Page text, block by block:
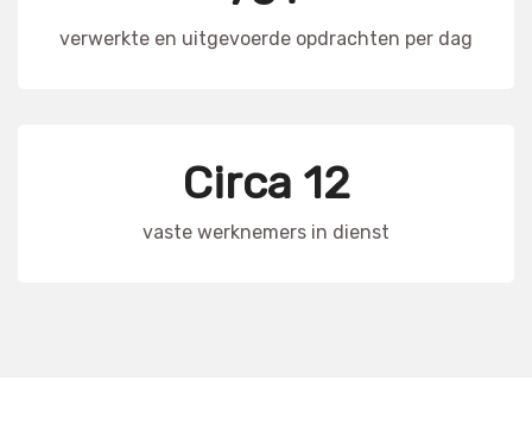
verwerkte en uitgevoerde opdrachten per dag
Circa 12
vaste werknemers in dienst